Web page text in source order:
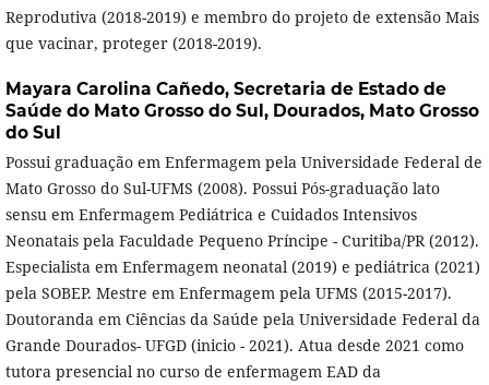
Reprodutiva (2018-2019) e membro do projeto de extensão Mais
que vacinar, proteger (2018-2019).
Mayara Carolina Cañedo, Secretaria de Estado de
Saúde do Mato Grosso do Sul, Dourados, Mato Grosso
do Sul
Possui graduação em Enfermagem pela Universidade Federal de
Mato Grosso do Sul-UFMS (2008). Possui Pós-graduação lato
sensu em Enfermagem Pediátrica e Cuidados Intensivos
Neonatais pela Faculdade Pequeno Príncipe - Curitiba/PR (2012).
Especialista em Enfermagem neonatal (2019) e pediátrica (2021)
pela SOBEP. Mestre em Enfermagem pela UFMS (2015-2017).
Doutoranda em Ciências da Saúde pela Universidade Federal da
Grande Dourados- UFGD (inicio - 2021). Atua desde 2021 como
tutora presencial no curso de enfermagem EAD da